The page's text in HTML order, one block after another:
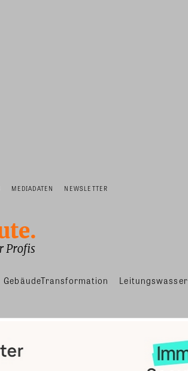
MEDIADATEN NEWSLETTER
GebäudeTransformation Leitungswasser